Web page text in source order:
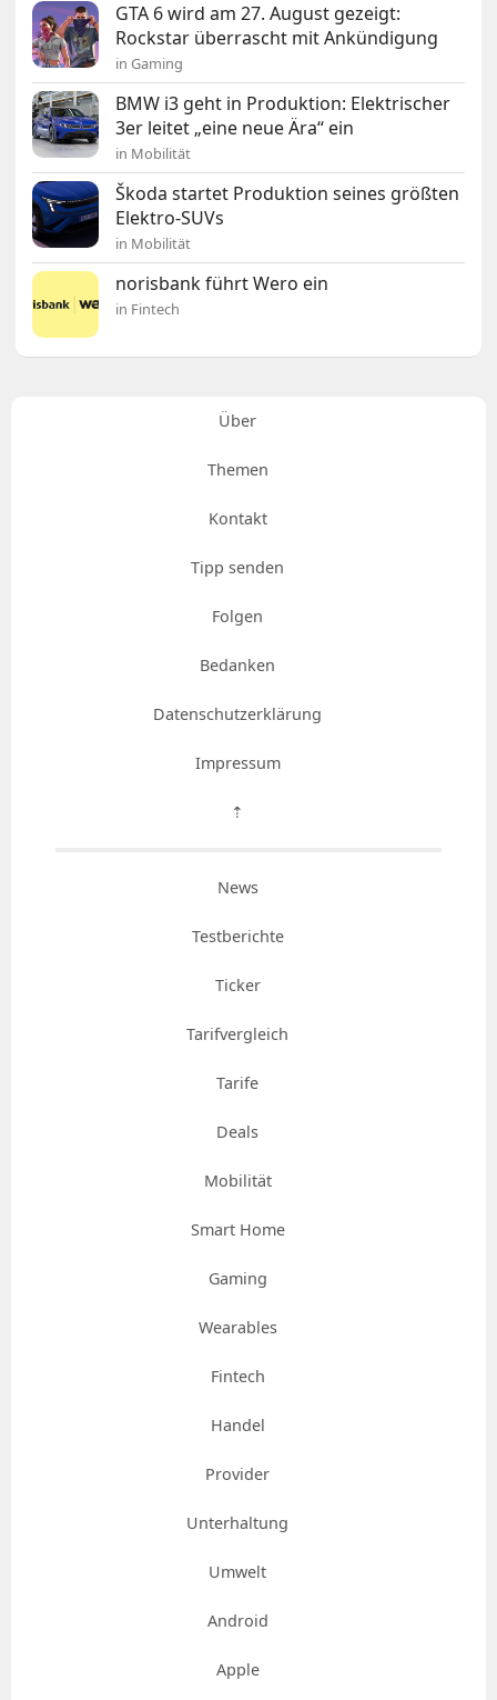
GTA 6 wird am 27. August gezeigt:
Rockstar überrascht mit Ankündigung
in Gaming
BMW i3 geht in Produktion: Elektrischer
3er leitet „eine neue Ära“ ein
in Mobilität
Škoda startet Produktion seines größten
Elektro-SUVs
in Mobilität
norisbank führt Wero ein
in Fintech
Über
Themen
Kontakt
Tipp senden
Folgen
Bedanken
Datenschutzerklärung
Impressum
⇡
News
Testberichte
Ticker
Tarifvergleich
Tarife
Deals
Mobilität
Smart Home
Gaming
Wearables
Fintech
Handel
Provider
Unterhaltung
Umwelt
Android
Apple